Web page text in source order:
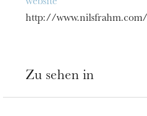
website
http://www.nilsfrahm.com/
Zu sehen in